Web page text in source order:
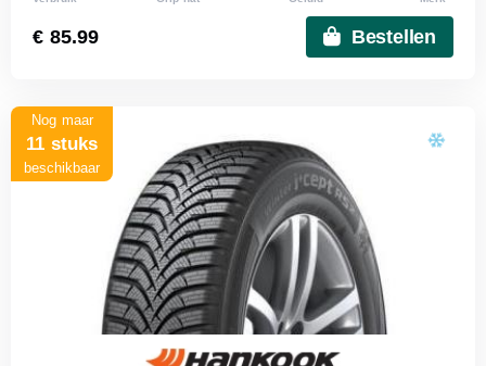
€ 85.99 Bestellen
Nog maar
11 stuks
beschikbaar